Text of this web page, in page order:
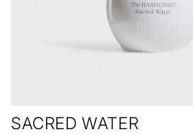
SACRED WATER